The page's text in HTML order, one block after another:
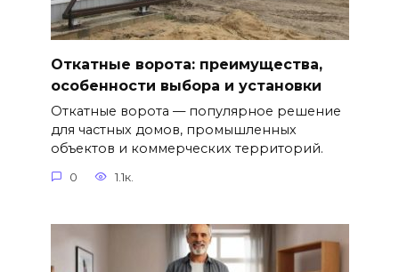
Откатные ворота: преимущества,
особенности выбора и установки
Откатные ворота — популярное решение
для частных домов, промышленных
объектов и коммерческих территорий.
0 1.1к.